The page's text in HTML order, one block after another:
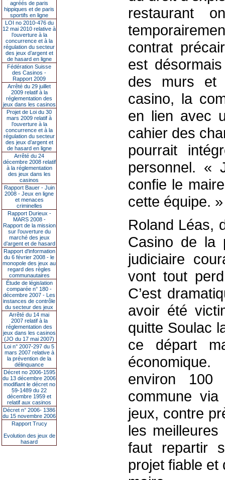
agréés de paris
hippiques et de paris
sportifs en ligne
LOI no 2010-476 du
12 mai 2010 relative à
l’ouverture à la
concurrence et à la
régulation du secteur
des jeux d’argent et
de hasard en ligne
Fédération Suisse
des Casinos -
Rapport 2009
Arrêté du 29 juillet
2009 relatif à la
réglementation des
jeux dans les casinos
Projet de Loi du 30
mars 2009 relatif à
l’ouverture à la
concurrence et à la
régulation du secteur
des jeux d’argent et
de hasard en ligne
Arrêté du 24
décembre 2008 relatif
à la réglementation
des jeux dans les
casinos
Rapport Bauer - Juin
2008 - Jeux en ligne
et menaces
criminelles
Rapport Durieux -
MARS 2008 -
Rapport de la mission
sur l’ouverture du
marché des jeux
d’argent et de hasard
Rapport d'information
du 6 février 2008 - le
monopole des jeux au
regard des règles
communautaires
Étude de législation
comparée n° 180 -
décembre 2007 - Les
instances de contrôle
du secteur des jeux
Arrêté du 14 mai
2007 relatif à la
réglementation des
jeux dans les casinos
(JO du 17 mai 2007)
Loi n° 2007-297 du 5
mars 2007 relative à
la prévention de la
délinquance
Décret no 2006-1595
du 13 décembre 2006
modifiant le décret no
59-1489 du 22
décembre 1959 et
relatif aux casinos
Décret n° 2006- 1386
du 15 novembre 2006
Rapport Trucy
Evolution des jeux de
hasard
restaurant
contrat
est
des murs et
casino, la
en lien avec
cahier des
pourrait
personnel. «
confie le
cette équipe. »
Roland Léas,
Casino de la
judiciaire
vont tout
C’est
avoir été
quitte Soulac
ce départ
environ
commune
jeux, contre
les
faut repartir
projet fiable et